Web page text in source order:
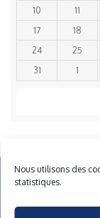
Nous utilisons des
statistiques.
10
11
17
18
24
25
31
1